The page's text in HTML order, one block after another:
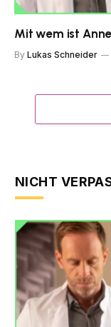
Mit wem ist
By Lukas Schneider
NICHT